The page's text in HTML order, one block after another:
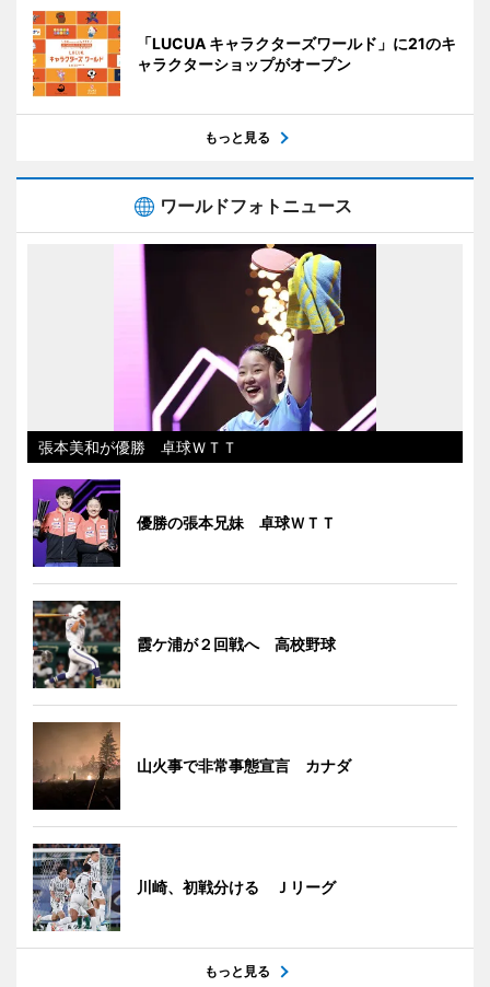
「LUCUA キャラクターズワールド」に21のキ
ャラクターショップがオープン
もっと見る
ワールドフォトニュース
張本美和が優勝 卓球ＷＴＴ
優勝の張本兄妹 卓球ＷＴＴ
霞ケ浦が２回戦へ 高校野球
山火事で非常事態宣言 カナダ
川崎、初戦分ける Ｊリーグ
もっと見る